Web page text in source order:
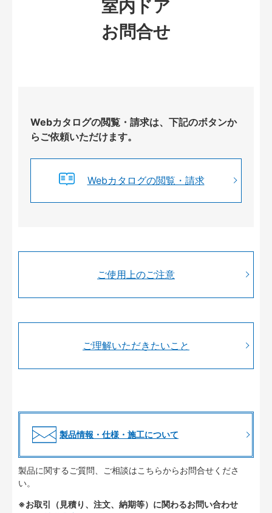
室内ドア
お問合せ
Webカタログの閲覧・請求は、下記のボタンか
らご依頼いただけます。
Webカタログの閲覧・請求
ご使用上のご注意
ご理解いただきたいこと
製品情報・仕様・施工について
製品に関するご質問、ご相談はこちらからお問合せくださ
い。
※お取引（見積り、注文、納期等）に関わるお問い合わせ